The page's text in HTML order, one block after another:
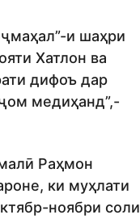
и шаҳри
Хатлон ва
дифоъ дар
медиҳанд”,-
Раҳмон
ки муҳлати
ноябри соли